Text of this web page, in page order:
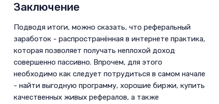
Заключение­
Подводя итоги, можно сказать, что реферальный
заработок - распространённая в интернете практика,
которая позволяет получать неплохой доход
совершенно пассивно. Впрочем, для этого
необходимо как следует потрудиться в самом начале
- найти выгодную программу, хорошие биржи, купить
качественных живых рефералов, а также